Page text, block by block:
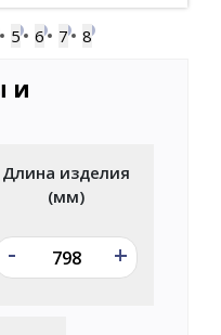
5 6 7 8
и
Длина изделия
(мм)
- +